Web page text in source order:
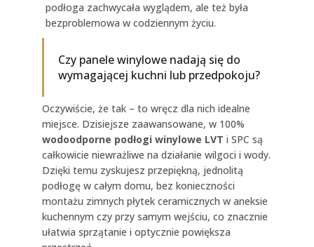
podłoga zachwycała wyglądem, ale też była
bezproblemowa w codziennym życiu.
Czy panele winylowe nadają się do
wymagającej kuchni lub przedpokoju?
Oczywiście, że tak – to wręcz dla nich idealne
miejsce. Dzisiejsze zaawansowane, w 100%
wodoodporne podłogi winylowe LVT i SPC są
całkowicie niewrażliwe na działanie wilgoci i wody.
Dzięki temu zyskujesz przepiękną, jednolitą
podłogę w całym domu, bez konieczności
montażu zimnych płytek ceramicznych w aneksie
kuchennym czy przy samym wejściu, co znacznie
ułatwia sprzątanie i optycznie powiększa